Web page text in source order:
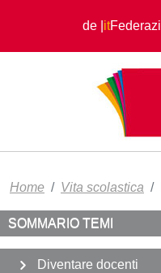
de it
Home Vita scolastica
SOMMARIO TEMI
Diventare docenti